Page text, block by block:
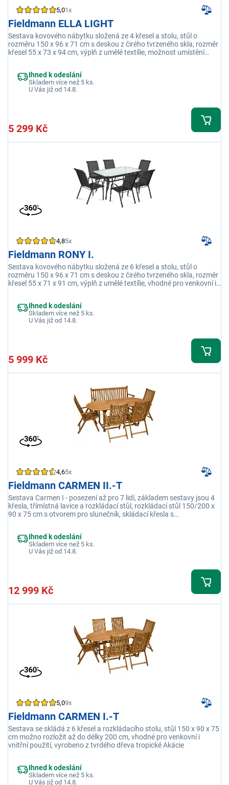
5,01x
Fieldmann ELLA LIGHT
Sestava kovového nábytku složená ze 4 křesel a stolu, stůl o
rozměru 150 x 96 x 71 cm s deskou z čirého tvrzeného skla, rozměr
křesel 55 x 73 x 94 cm, výplň z umělé textílie, možnost umístění
Ihned k odeslání
Skladem více než 5 ks.
U Vás již od 14.8.
5 299 Kč
4,85x
Fieldmann RONY I.
Sestava kovového nábytku složená ze 6 křesel a stolu, stůl o
rozměru 150 x 96 x 71 cm s deskou z čirého tvrzeného skla, rozměr
křesel 55 x 71 x 91 cm, výplň z umělé textílie, vhodné pro venkovní i
Ihned k odeslání
Skladem více než 5 ks.
U Vás již od 14.8.
5 999 Kč
4,65x
Fieldmann CARMEN II.-T
Sestava Carmen I - posezení až pro 7 lidí, základem sestavy jsou 4
křesla, třímístná lavice a rozkládací stůl, rozkládací stůl 150/200 x
90 x 75 cm s otvorem pro slunečník, skládací křesla s
tropické dřeviny Akácie
Ihned k odeslání
Skladem více než 5 ks.
U Vás již od 14.8.
12 999 Kč
5,09x
Fieldmann CARMEN I.-T
Sestava se skládá z 6 křesel a rozkládacího stolu, stůl 150 x 90 x 75
cm možno rozložit až do délky 200 cm, vhodné pro venkovní i
vnitřní použití, vyrobeno z tvrdého dřeva tropické Akácie
Ihned k odeslání
Skladem více než 5 ks.
U Vás již od 14.8.